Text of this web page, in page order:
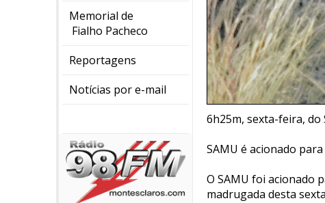
Memorial de
Fialho Pacheco
Reportagens
Notícias por e-mail
6h25m, sexta-feira, do
SAMU é acionado
O SAMU foi acionado
madrugada desta